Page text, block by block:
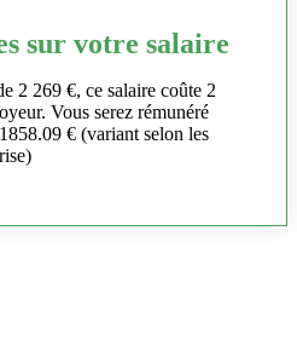
sur votre salaire
2 269 €, ce salaire coûte 2
Vous serez rémunéré
€ (variant selon les